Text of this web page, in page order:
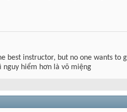
best instructor, but no one wants to
nguy hiểm hơn là võ miệng